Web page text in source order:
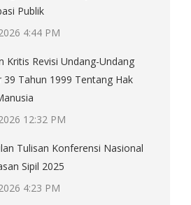
Publik
4:44 PM
Kritis Revisi Undang-Undang
Tahun 1999 Tentang Hak
12:32 PM
Tulisan Konferensi Nasional
Sipil 2025
4:23 PM